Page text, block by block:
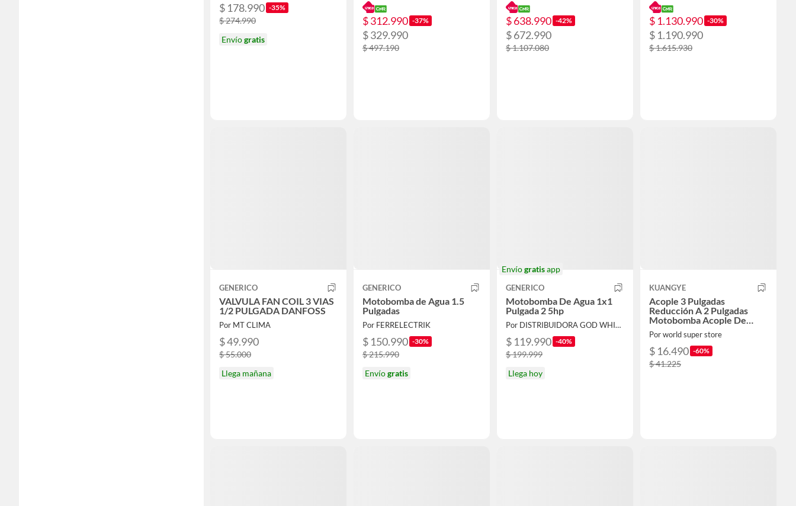
$ 178.990 -35%
$ 274.990
Envíogratis
$ 312.990 -37%
$ 329.990
$ 497.190
$ 638.990 -42%
$ 672.990
$ 1.107.080
$ 1.130.990 -30%
$ 1.190.990
$ 1.615.930
GENERICO
VALVULA FAN COIL 3 VIAS
1/2 PULGADA DANFOSS
Por MT CLIMA
$ 49.990
$ 55.000
Llega mañana
GENERICO
Motobomba de Agua 1.5
Pulgadas
Por FERRELECTRIK
$ 150.990 -30%
$ 215.990
Envíogratis
Envíogratisapp
GENERICO
Motobomba De Agua 1x1
Pulgada 2 5hp
Por DISTRIBUIDORA GOD WHIT US
$ 119.990 -40%
$ 199.999
Llega hoy
KUANGYE
Acople 3 Pulgadas
Reducción A 2 Pulgadas
Motobomba Acople De
Tuberia 3 A 2
Por world super store
$ 16.490 -60%
$ 41.225